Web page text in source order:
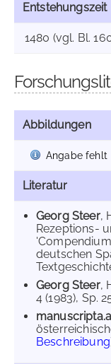
Entstehungszeit
1480 (vgl. Bl.
Abbildungen
Angabe fehlt
Literatur
Georg Steer,
Rezeptions-
deutschen
Georg Steer,
4 (1983), Sp.
Beschreibung